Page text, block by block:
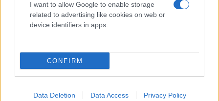
I want to allow Google to enable storage
related to advertising like cookies on web or
device identifiers in apps.
CONFIRM
Data Deletion Data Access Privacy Policy